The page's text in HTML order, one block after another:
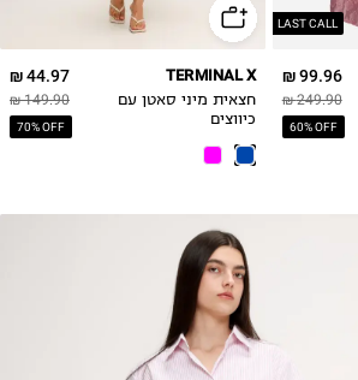
LAST CALL
99.96 ₪
249.90 ₪
60% OFF
44.97 ₪
149.90 ₪
70% OFF
TERMINAL X
חצאית מיני סאטן עם
כיווצים